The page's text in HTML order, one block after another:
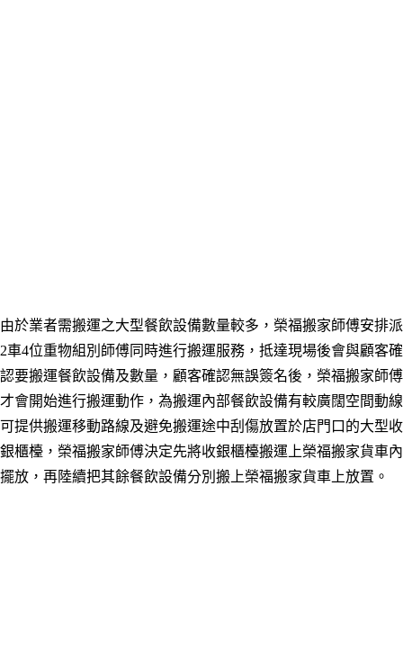
由於業者需搬運之大型餐飲設備數量較多，榮福搬家師傅安排派
2車4位重物組別師傅同時進行搬運服務，抵達現場後會與顧客確
認要搬運餐飲設備及數量，顧客確認無誤簽名後，榮福搬家師傅
才會開始進行搬運動作， 為搬運內部餐飲設備有較廣闊空間動線
可提供搬運移動路線及避免搬運途中刮傷放置於店門口的大型收
銀櫃檯，榮福搬家師傅決定先將收銀櫃檯搬運上榮福搬家貨車內
擺放，再陸續把其餘餐飲設備分別搬上榮福搬家貨車上放置。